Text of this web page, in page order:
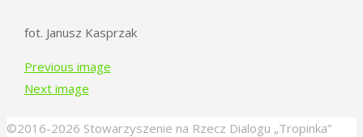
fot. Janusz Kasprzak
Previous image
Next image
©2016-2026 Stowarzyszenie na Rzecz Dialogu „Tropinka”